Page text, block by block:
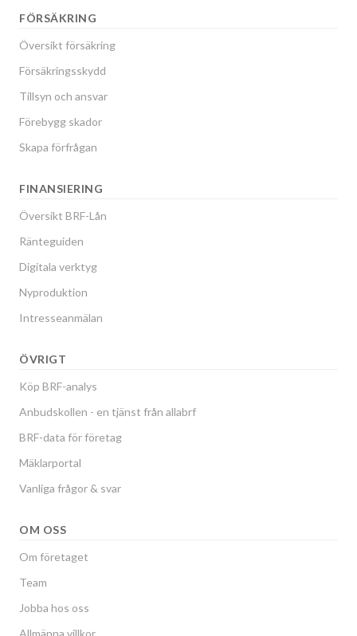
FÖRSÄKRING
Översikt försäkring
Försäkringsskydd
Tillsyn och ansvar
Förebygg skador
Skapa förfrågan
FINANSIERING
Översikt BRF-Lån
Ränteguiden
Digitala verktyg
Nyproduktion
Intresseanmälan
ÖVRIGT
Köp BRF-analys
Anbudskollen - en tjänst från allabrf
BRF-data för företag
Mäklarportal
Vanliga frågor & svar
OM OSS
Om företaget
Team
Jobba hos oss
Allmänna villkor